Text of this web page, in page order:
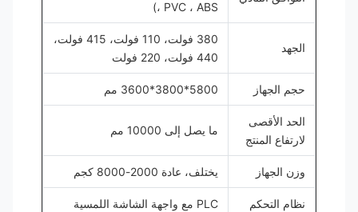
، PVC ، ABS)
380 فولت، 110 فولت، 415 فولت،
حجم الجهاز 5800*3800*3600 مم
الحد الأقصى
لارتفاع المنتج
ما يصل إلى 10000 مم
وزن الجهاز يختلف، عادة 2000-8000 كجم
نظام التحكم